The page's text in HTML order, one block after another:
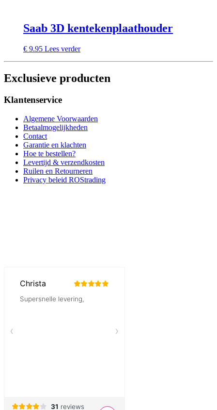
Saab 3D kentekenplaathouder
€ 9.95 Lees verder
Exclusieve producten
Klantenservice
Algemene Voorwaarden
Betaalmogelijkheden
Contact
Garantie en klachten
Hoe te bestellen?
Levertijd & verzendkosten
Ruilen en Retourneren
Privacy beleid ROStrading